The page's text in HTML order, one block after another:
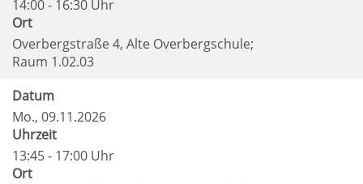
14:00 - 16:30 Uhr
Ort
Overbergstraße 4, Alte Overbergschule;
Raum 1.02.03
Datum
Mo., 09.11.2026
Uhrzeit
13:45 - 17:00 Uhr
Ort